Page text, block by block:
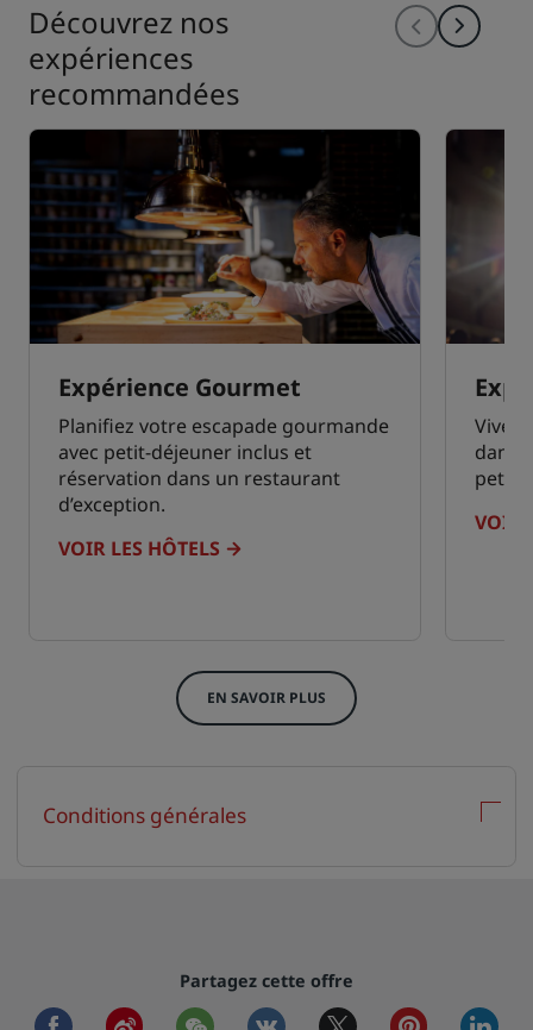
Découvrez nos
expériences
recommandées
Expérience Gourmet
Planifiez votre escapade gourmande
avec petit-déjeuner inclus et
réservation dans un restaurant
d’exception.
VOIR LES HÔTELS
Vivez
dans
petit-
VOIR
EN SAVOIR PLUS
Conditions générales
Partagez cette offre